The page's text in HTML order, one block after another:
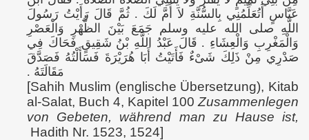
عَبَّاسٍ أَتُعَلِّمُنِي بِالسُّنَّةِ لاَ أُمَّ لَكَ ‏.‏ ثُمَّ قَالَ رَأَيْتُ رَسُولَ
اللَّهِ صلى الله عليه وسلم جَمَعَ بَيْنَ الظُّهْرِ وَالْعَصْرِ
وَالْمَغْرِبِ وَالْعِشَاءِ ‏.‏ قَالَ عَبْدُ اللَّهِ بْنُ شَقِيقٍ فَحَاكَ فِي
صَدْرِي مِنْ ذَلِكَ شَىْءٌ فَأَتَيْتُ أَبَا هُرَيْرَةَ فَسَأَلْتُهُ فَصَدَّقَ
مَقَالَتَهُ ‏.‏
[Sahih Muslim (englische Übersetzung), Kitab
al-Salat, Buch 4, Kapitel 100 Zusammenlegen
von Gebeten, während man zu Hause ist,
Hadith Nr. 1523, 1524]